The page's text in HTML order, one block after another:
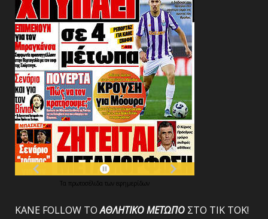
Τα πρωτοσέλιδα των εφημερίδων
ΚΑΝΕ FOLLOW ΤΟΑΘΛΗΤΙΚΟΜΕΤΩΠΟ ΣΤΟ ΤΙΚ ΤΟΚ!